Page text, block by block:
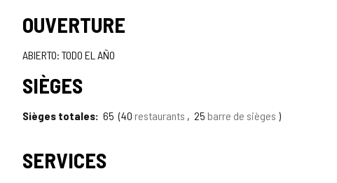
TIPO
OUVERTURE
ABIERTO: TODO EL AÑO
SIÈGES
Sièges totales 65 40 restaurants 25 barre de sièges
SERVICES